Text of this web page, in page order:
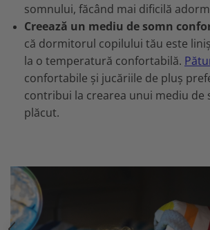
somnului, făcând mai dificilă
Creează un mediu de somn
că dormitorul copilului tău este
la o temperatură confortabilă.
confortabile și jucăriile de pluș
contribui la crearea unui mediu de
plăcut.